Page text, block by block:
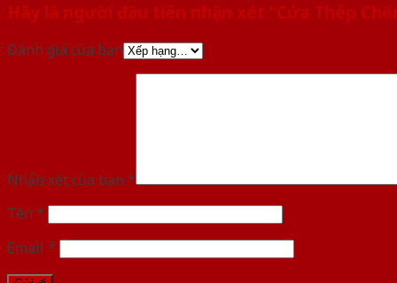
Hãy là người đầu tiên nhận xét “Cửa Thép
Đánh giá của bạn
Nhận xét của bạn *
Tên *
Email *